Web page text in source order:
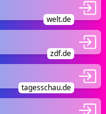
welt.de
zdf.de
tagesschau.de